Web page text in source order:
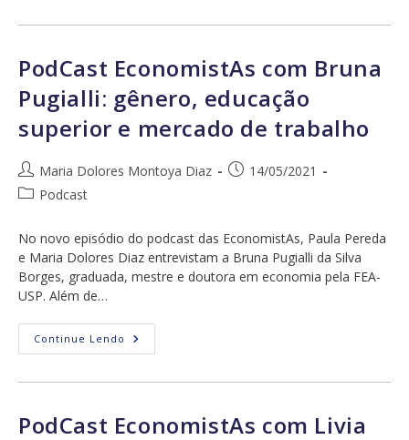
Educação
E
A
Diferença
PodCast EconomistAs com Bruna
Pugialli: gênero, educação
superior e mercado de trabalho
Autor
do
Maria Dolores Montoya Diaz
Post14/05/2021
Categoria
post:
Podcast
No novo episódio do podcast das EconomistAs, Paula Pereda
e Maria Dolores Diaz entrevistam a Bruna Pugialli da Silva
Borges, graduada, mestre e doutora em economia pela FEA-
USP. Além de…
Continue Lendo PodCast
EconomistAs
Educação
Superior
PodCast EconomistAs com Livia